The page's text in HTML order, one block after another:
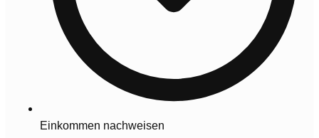
Einkommen nachweisen